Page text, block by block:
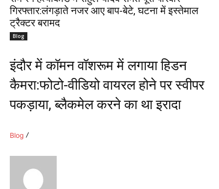
गिरफ्तार:लंगड़ाते नजर आए बाप-बेटे, घटना में इस्तेमाल
ट्रैक्टर बरामद
Blog
इंदौर में कॉमन वॉशरूम में लगाया हिडन
कैमरा:फोटो-वीडियो वायरल होने पर स्वीपर
पकड़ाया, ब्लैकमेल करने का था इरादा
Blog